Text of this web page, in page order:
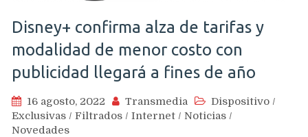
Disney+ confirma alza de tarifas y
modalidad de menor costo con
publicidad llegará a fines de año
16 agosto, 2022 Transmedia Dispositivo /
Exclusivas / Filtrados / Internet / Noticias /
Novedades